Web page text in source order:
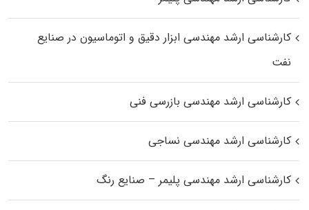
کارشناسی ارشد مهندسی ابزار دقیق و اتوماسیون در صنایع
نفت
کارشناسی ارشد مهندسی بازرسی فنی
کارشناسی ارشد مهندسی نساجی
کارشناسی ارشد مهندسی پلیمر – صنایع رنگ